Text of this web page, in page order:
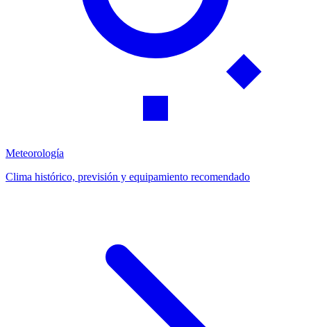
Meteorología
Clima histórico, previsión y equipamiento recomendado